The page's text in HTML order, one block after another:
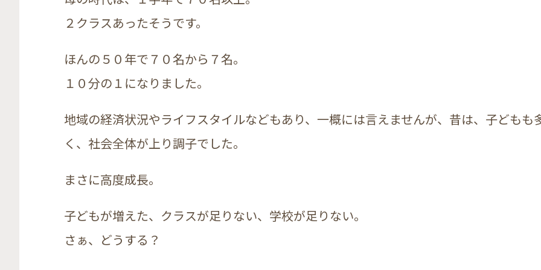
２クラスあったそうです。
ほんの５０年で７０名から７名。
１０分の１になりました。
地域の経済状況やライフスタイルなどもあり、一概には言えませんが、昔は、子どもも
く、社会全体が上り調子でした。
まさに高度成長。
子どもが増えた、クラスが足りない、学校が足りない。
さぁ、どうする？